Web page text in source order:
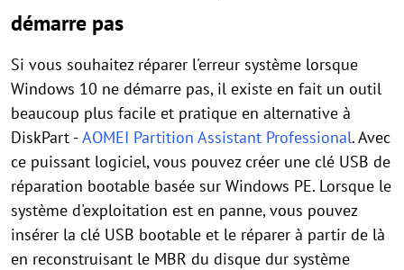
démarre pas
Si vous souhaitez réparer l'erreur système lorsque
Windows 10 ne démarre pas, il existe en fait un outil
beaucoup plus facile et pratique en alternative à
DiskPart -AOMEI Partition Assistant Professional. Avec
ce puissant logiciel, vous pouvez créer une clé USB de
réparation bootable basée sur Windows PE. Lorsque le
système d'exploitation est en panne, vous pouvez
insérer la clé USB bootable et le réparer à partir de là
en reconstruisant le MBR du disque dur système